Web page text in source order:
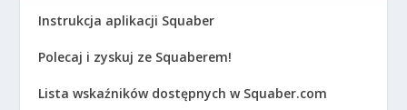
Instrukcja aplikacji Squaber
Polecaj i zyskuj ze Squaberem!
Lista wskaźników dostępnych w Squaber.com